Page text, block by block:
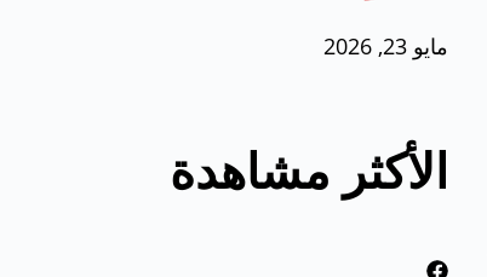
مايو 23, 2026
الأكثر مشاهدة